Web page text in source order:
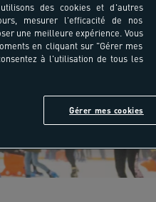
des cookies et d'autres
mesurer l'efficacité de nos
une meilleure expérience. Vous
en cliquant sur "Gérer mes
à l'utilisation de tous les
Gérer mes cookies